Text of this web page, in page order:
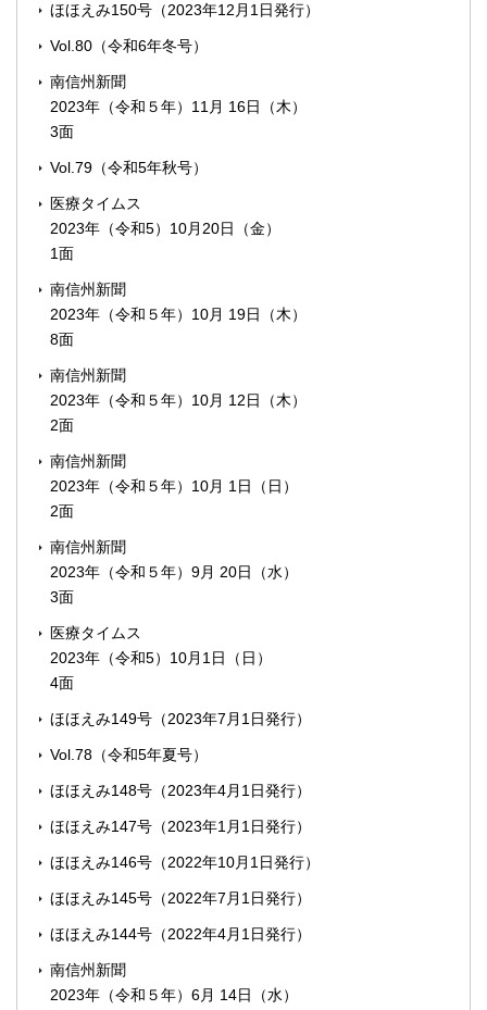
ほほえみ150号（2023年12月1日発行）
Vol.80（令和6年冬号）
南信州新聞
2023年（令和５年）11月 16日（木）
3面
Vol.79（令和5年秋号）
医療タイムス
2023年（令和5）10月20日（金）
1面
南信州新聞
2023年（令和５年）10月 19日（木）
8面
南信州新聞
2023年（令和５年）10月 12日（木）
2面
南信州新聞
2023年（令和５年）10月 1日（日）
2面
南信州新聞
2023年（令和５年）9月 20日（水）
3面
医療タイムス
2023年（令和5）10月1日（日）
4面
ほほえみ149号（2023年7月1日発行）
Vol.78（令和5年夏号）
ほほえみ148号（2023年4月1日発行）
ほほえみ147号（2023年1月1日発行）
ほほえみ146号（2022年10月1日発行）
ほほえみ145号（2022年7月1日発行）
ほほえみ144号（2022年4月1日発行）
南信州新聞
2023年（令和５年）6月 14日（水）